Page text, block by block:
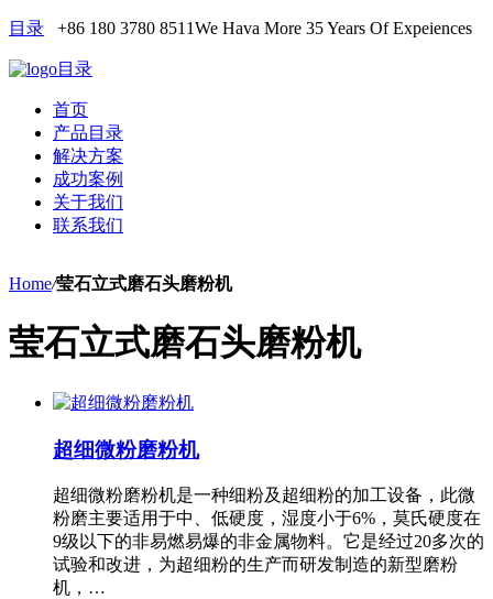
目录 +86 180 3780 8511We Hava More 35 Years Of Expeiences
目录
首页
产品目录
解决方案
成功案例
关于我们
联系我们
Home/莹石立式磨石头磨粉机
莹石立式磨石头磨粉机
超细微粉磨粉机
超细微粉磨粉机是一种细粉及超细粉的加工设备，此微
粉磨主要适用于中、低硬度，湿度小于6%，莫氏硬度在
9级以下的非易燃易爆的非金属物料。它是经过20多次的
试验和改进，为超细粉的生产而研发制造的新型磨粉
机，…